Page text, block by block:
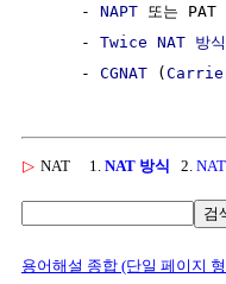
     -
NAPT 또는
     -
Twice NAT 방식
     -
CGNAT (
▷ NAT 1. NAT 방식 2.
검
용어해설 종합 (단일 페이지